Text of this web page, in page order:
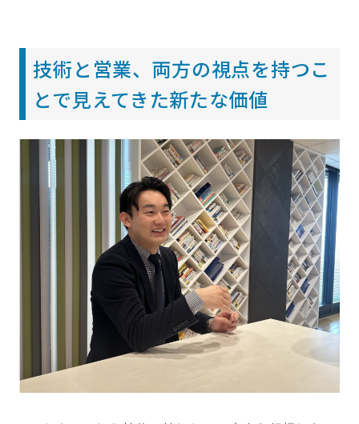
技術と営業、両方の視点を持つこ
とで見えてきた新たな価値